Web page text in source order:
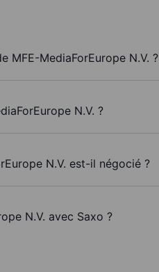
MFE-MediaForEurope N.V. ?
N.V. ?
N.V. est-il négocié ?
N.V. avec Saxo ?